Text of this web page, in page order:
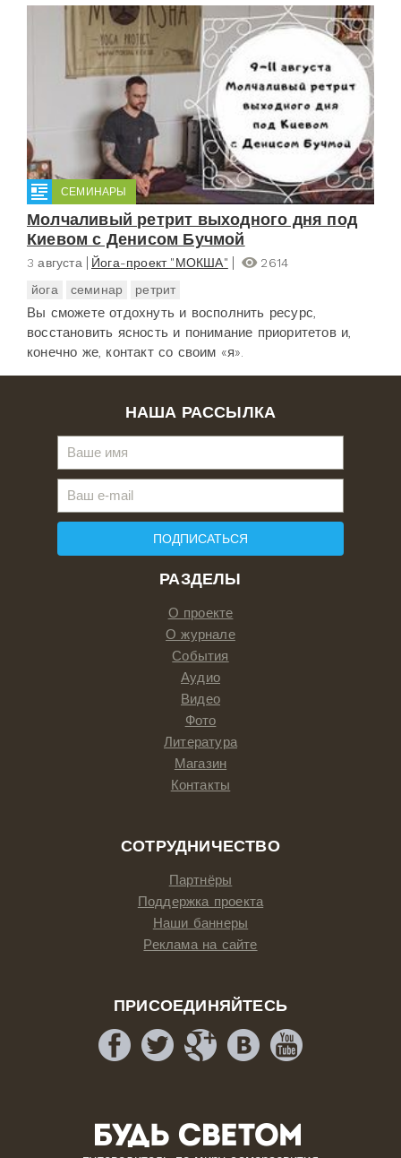
СЕМИНАРЫ
Молчаливый ретрит выходного дня под
Киевом с Денисом Бучмой
3 августа Йога-проект "МОКША"
2614
йога
семинар ретрит
Вы сможете отдохнуть и восполнить ресурс,
восстановить ясность и понимание приоритетов и,
конечно же, контакт со своим «я».
РАЗДЕЛЫ
О проекте
О журнале
События
Аудио
Видео
Фото
Литература
Магазин
Контакты
СОТРУДНИЧЕСТВО
Партнёры
Поддержка проекта
Наши баннеры
Реклама на сайте
ПРИСОЕДИНЯЙТЕСЬ
НАША РАССЫЛКА
ПОДПИСАТЬСЯ